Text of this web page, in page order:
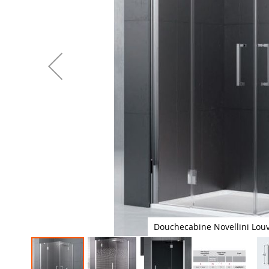
Douchecabine Novellini